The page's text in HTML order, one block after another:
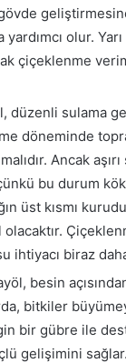
yardımcı olur.
çiçeklenme
düzenli sulama
döneminde
Ancak
çünkü bu durum
üst kısmı
olacaktır.
ihtiyacı biraz
besin
bitkiler
bir gübre ile
gelişimini